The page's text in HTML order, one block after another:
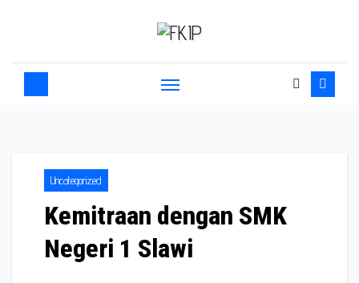
Uncategorized
Kemitraan dengan SMK
Negeri 1 Slawi